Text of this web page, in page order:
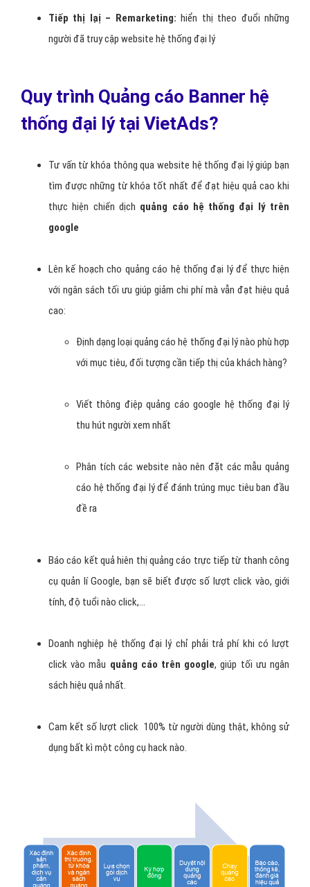
Tiếp thị lạị – Remarketing: hiển thị theo đuổi những
người đã truy cập website hệ thống đại lý
Quy trình Quảng cáo Banner hệ
thống đại lý tại VietAds?
Tư vấn từ khóa thông qua website hệ thống đại lý giúp bạn
tìm được những từ khóa tốt nhất để đạt hiệu quả cao khi
thực hiện chiến dịch quảng cáo hệ thống đại lý trên
google
Lên kế hoạch cho quảng cáo hệ thống đại lý để thực hiện
với ngân sách tối ưu giúp giảm chi phí mà vẫn đạt hiệu quả
cao:
Định dạng loại quảng cáo hệ thống đại lý nào phù hợp
với mục tiêu, đối tượng cần tiếp thị của khách hàng?
Viết thông điệp quảng cáo google hệ thống đại lý
thu hút người xem nhất
Phân tích các website nào nên đặt các mẫu quảng
cáo hệ thống đại lý để đánh trúng mục tiêu ban đầu
đề ra
Báo cáo kết quả hiên thị quảng cáo trực tiếp từ thanh công
cụ quản lí Google, bạn sẽ biết được số lượt click vào, giới
tính, độ tuổi nào click,…
Doanh nghiệp hệ thống đại lý chỉ phải trả phí khi có lượt
click vào mẫu quảng cáo trên google, giúp tối ưu ngân
sách hiệu quả nhất.
Cam kết số lượt click 100% từ người dùng thật, không sử
dụng bất kì một công cụ hack nào.